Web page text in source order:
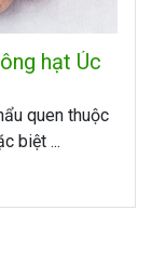
hạt Úc
quen thuộc
biệt ...